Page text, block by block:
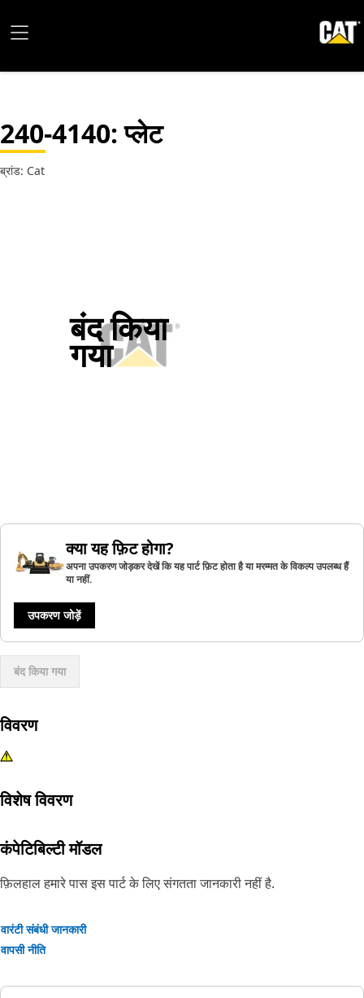
240-4140: प्लेट
ब्रांड: Cat
बंद किया
गया
क्या यह फ़िट होगा?
अपना उपकरण जोड़कर देखें कि यह पार्ट फ़िट होता है या मरम्मत के विकल्प उपलब्ध हैं
या नहीं.
उपकरण जोड़ें
बंद किया गया
विवरण
विशेष विवरण
कंपेटिबिल्टी मॉडल
फ़िलहाल हमारे पास इस पार्ट के लिए संगतता जानकारी नहीं है.
वारंटी संबंधी जानकारी
वापसी नीति